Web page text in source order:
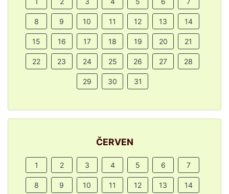
8 9 10 11 12 13 14
15 16 17 18 19 20 21
22 23 24 25 26 27 28
29 30 31
ČERVEN
1 2 3 4 5 6 7
8 9 10 11 12 13 14